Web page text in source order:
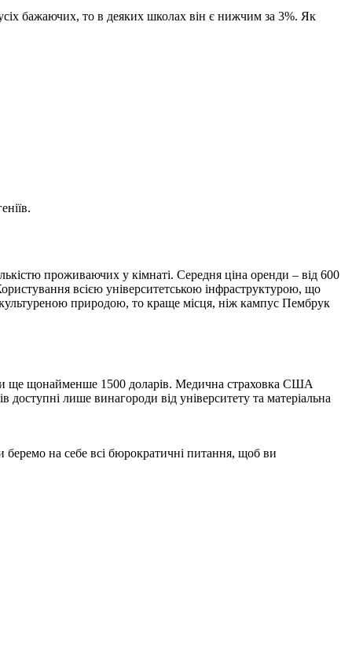
бажаючих, то в деяких школах він є нижчим за 3%. Як
проживаючих у кімнаті. Середня ціна оренди – від 600
всією університетською інфраструктурою, що
природою, то краще місця, ніж кампус Пембрук
ще щонайменше 1500 доларів. Медична страховка США
доступні лише винагороди від університету та матеріальна
на себе всі бюрократичні питання, щоб ви